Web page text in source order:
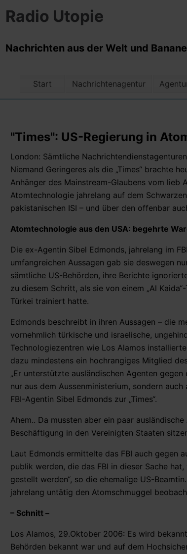
Radio Utopie
Nachrichten aus der Welt und
Start Nachrichtenagentur
"Times": US-Regierung in
London: Sämtliche
Niemand Geringeres als die „Times“ brachte
Anhänger des Mainstream-Glaubens vom lieb
Atomtechnologie jahrelang auf dem
pakistanischen ISI – und über den offenbar
Atomtechnologie aus den USA: begehrte
Die ex-Agentin Sibel Edmonds, jahrelang im
umfangreichen Aussagen gab sie deswegen
sämtliche US-Behörden, ihre Berichte
zu diesem Schritt, als sie von einem „Al
Türkei trainiert hatte.
Edmonds beschreibt in ihren Aussagen – die
vornehmlich türkische und israelische,
Technologiezentren wie Los Alamos
dazu mindestens ein hochrangiges Mitglied
„Er unterstützte ausländischen Agenten
nur aus dem Aussenministerium, sondern
FBI-Agentin Sibel Edmonds zur „Times“.
Ahem.. Da mussten aber ein paar
Beschäftigung in den Vereinigten Staaten
Laut Edmonds ermittelte das FBI auch gegen
publik werden, die das FBI in dieser Sache
gestellt werden“, so die ehemalige US-
jahrelang untätig den Atomschmuggel
– Schnitt –
Los Alamos, 29.Oktober 2006: Es wird
Behörden bekannt war und auf dem